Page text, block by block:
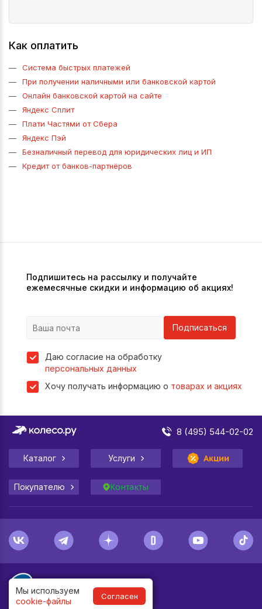
Мы используем
cookie-файлы
Согласен
Как оплатить
Система быстрых платежей
При получении наличными или банковской картой
Онлайн банковской картой на сайте
Яндекс Сплит
Плати Частями от Сбера
Яндекс Пэй
Безналичный перевод для юридических лиц и ИП
Кредит от банков-партнёров
Подпишитесь на рассылку и получайте
ежемесячные скидки и информацию об акциях!
Подписаться
Даю согласие на обработку
персональных данных
Хочу получать информацию о товарах и акциях
8 (495) 544-02-02
Каталог Услуги Акции
Покупателю Контакты